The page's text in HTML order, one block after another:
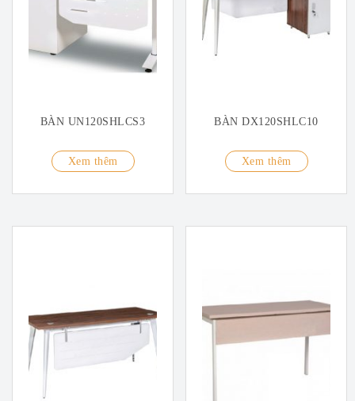
BÀN UN120SHLCS3
Xem thêm
BÀN DX120SHLC10
Xem thêm